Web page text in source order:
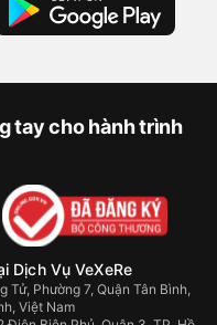
tay cho hành trình
Dịch Vụ VeXeRe
Phường 7, Quận Tân Bình,
Việt Nam